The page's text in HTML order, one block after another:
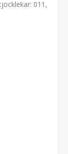
011,